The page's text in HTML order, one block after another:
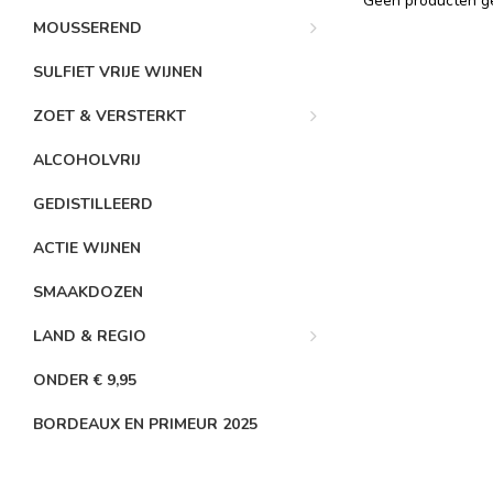
MOUSSEREND
SULFIET VRIJE WIJNEN
ZOET & VERSTERKT
ALCOHOLVRIJ
GEDISTILLEERD
ACTIE WIJNEN
SMAAKDOZEN
LAND & REGIO
ONDER € 9,95
BORDEAUX EN PRIMEUR 2025